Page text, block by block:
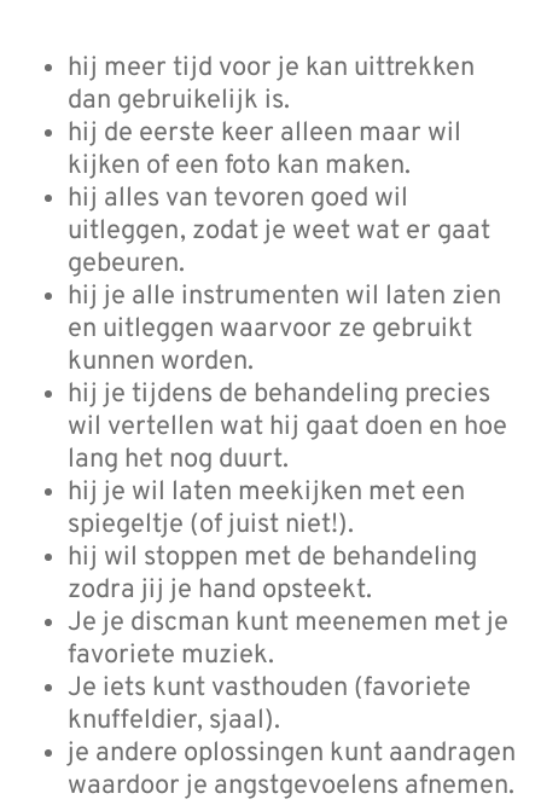
hij meer tijd voor je kan uittrekken
dan gebruikelijk is.
hij de eerste keer alleen maar wil
kijken of een foto kan maken.
hij alles van tevoren goed wil
uitleggen, zodat je weet wat er gaat
gebeuren.
hij je alle instrumenten wil laten zien
en uitleggen waarvoor ze gebruikt
kunnen worden.
hij je tijdens de behandeling precies
wil vertellen wat hij gaat doen en hoe
lang het nog duurt.
hij je wil laten meekijken met een
spiegeltje (of juist niet!).
hij wil stoppen met de behandeling
zodra jij je hand opsteekt.
Je je discman kunt meenemen met je
favoriete muziek.
Je iets kunt vasthouden (favoriete
knuffeldier, sjaal).
je andere oplossingen kunt aandragen
waardoor je angstgevoelens afnemen.